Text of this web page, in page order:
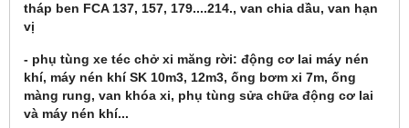
tháp ben FCA 137, 157, 179....214., van chia dầu, van hạn
vị
- phụ tùng xe téc chở xi măng rời: động cơ lai máy nén
khí, máy nén khí SK 10m3, 12m3, ống bơm xi 7m, ống
màng rung, van khóa xi, phụ tùng sửa chữa động cơ lai
và máy nén khí...